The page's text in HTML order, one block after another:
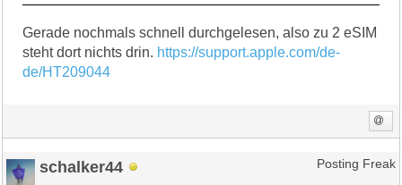
Gerade nochmals schnell durchgelesen, also zu 2 eSIM
steht dort nichts drin. https://support.apple.com/de-
de/HT209044
schalker44 Posting Freak